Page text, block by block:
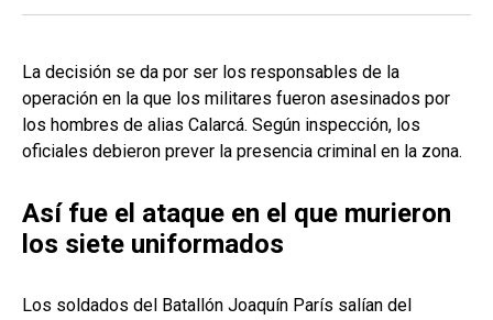
La decisión se da por ser los responsables de la
operación en la que los militares fueron asesinados por
los hombres de alias Calarcá. Según inspección, los
oficiales debieron prever la presencia criminal en la zona.
Así fue el ataque en el que murieron
los siete uniformados
Los soldados del Batallón Joaquín París salían del